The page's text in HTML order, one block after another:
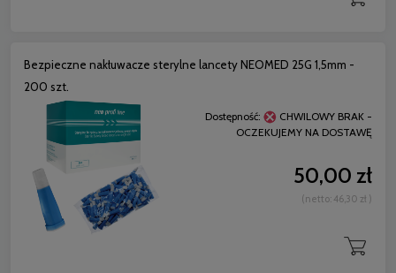
Bezpieczne nakłuwacze sterylne lancety NEOMED 25G 1,5mm -
200 szt.
Dostępność:
CHWILOWY BRAK -
OCZEKUJEMY NA DOSTAWĘ
50,00 zł
(netto: 46,30 zł )